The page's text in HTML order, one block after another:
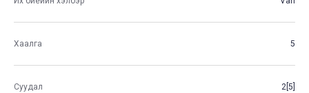
Хаалга 5
Суудал 2[5]